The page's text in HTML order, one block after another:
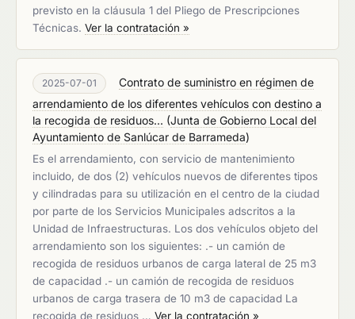
previsto en la cláusula 1 del Pliego de Prescripciones
Técnicas. Ver la contratación »
2025-07-01
Contrato de suministro en régimen de
arrendamiento de los diferentes vehículos con destino a
la recogida de residuos... (Junta de Gobierno Local del
Ayuntamiento de Sanlúcar de Barrameda)
Es el arrendamiento, con servicio de mantenimiento
incluido, de dos (2) vehículos nuevos de diferentes tipos
y cilindradas para su utilización en el centro de la ciudad
por parte de los Servicios Municipales adscritos a la
Unidad de Infraestructuras. Los dos vehículos objeto del
arrendamiento son los siguientes: .- un camión de
recogida de residuos urbanos de carga lateral de 25 m3
de capacidad .- un camión de recogida de residuos
urbanos de carga trasera de 10 m3 de capacidad La
recogida de residuos … Ver la contratación »